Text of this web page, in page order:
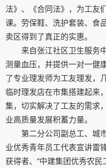
法》、《合同法》，为工友
课。劳保鞋、洗护套装、食
卖区得到了真正的实惠。
来自张江社区卫生服务
测量血压，并提供一对一健
了专业理发师为工友理发，
临时理发店在市集搭建起来
集，切实解决了工友的需求
业高质量发展积蓄力量。
第二分公司副总工、城
业优秀青年员工代表宣讲雷
获得者、“中建集团优秀农